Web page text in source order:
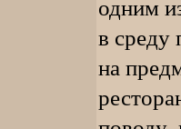
одним
в среду
на